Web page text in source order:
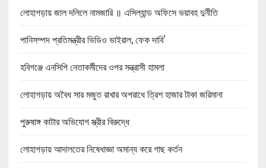
লোহাগড়ায় জাল দলিলে নামজারি ॥ এসিল্যান্ড অফিসে ভয়াবহ দুর্নীতি
পানিসম্পদ প্রতিমন্ত্রীর ভিডিও ভাইরাল, ফেক দাবি’
হবিগঞ্জে এনসিপি নেতাকর্মীদের ওপর সন্ত্রাসী হামলা
লোহাগড়ায় অবৈধ সার মজুত রাখার অপরাধে ত্রিশ হাজার টাকা জরিমানা
পুরুষাঙ্গ কাটার অভিযোগ স্ত্রীর বিরুদ্ধে
লোহাগড়ায় আদালতের নিষেধাজ্ঞা অমান্য করে গাছ কর্তন